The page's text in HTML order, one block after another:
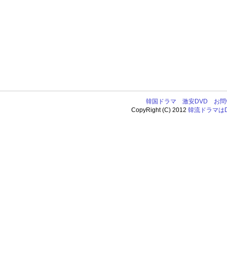
韓国ドラマ 激安DVD
お
CopyRight (C) 2012韓流ドラマは